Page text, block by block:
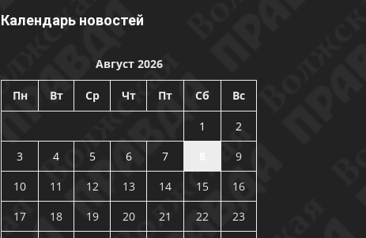
Календарь новостей
Август 2026
Пн Вт Ср Чт Пт Сб Вс
1
2
3
4 5 6 7
9
10
11 12 13 14 15
16
17
18 19 20 21 22
23